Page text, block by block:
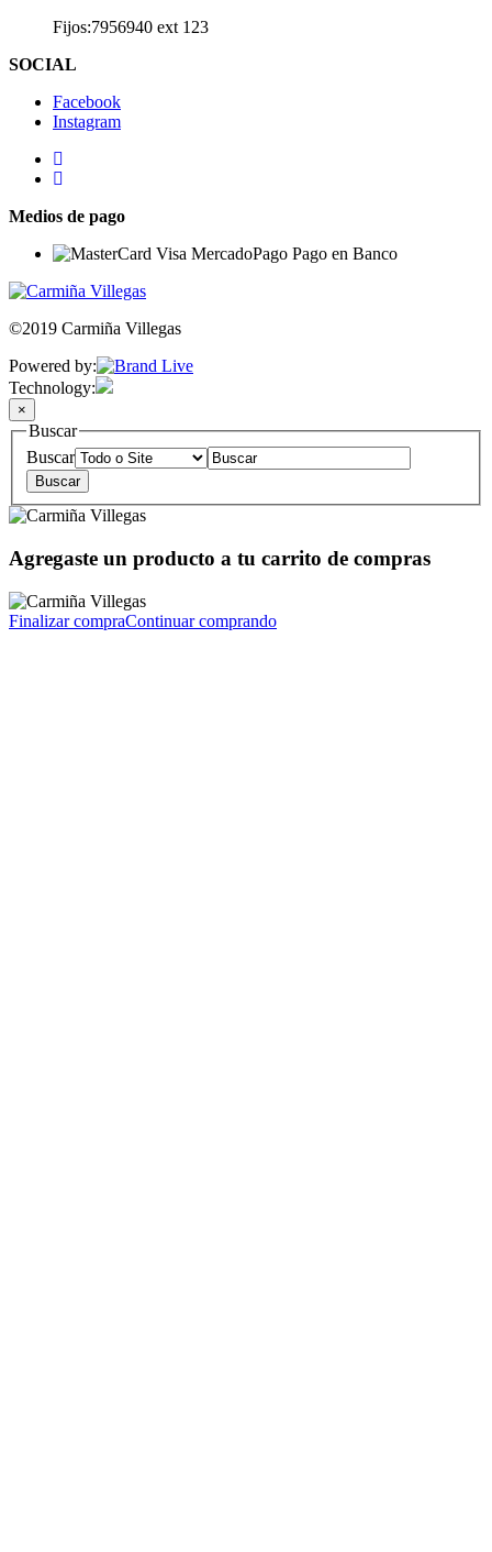
Fijos:7956940 ext 123
SOCIAL
Facebook
Instagram
Medios de pago
©2019 Carmiña Villegas
Powered by:
Technology:
×
Buscar
Buscar
Agregaste un producto a tu carrito de compras
Finalizar compraContinuar comprando